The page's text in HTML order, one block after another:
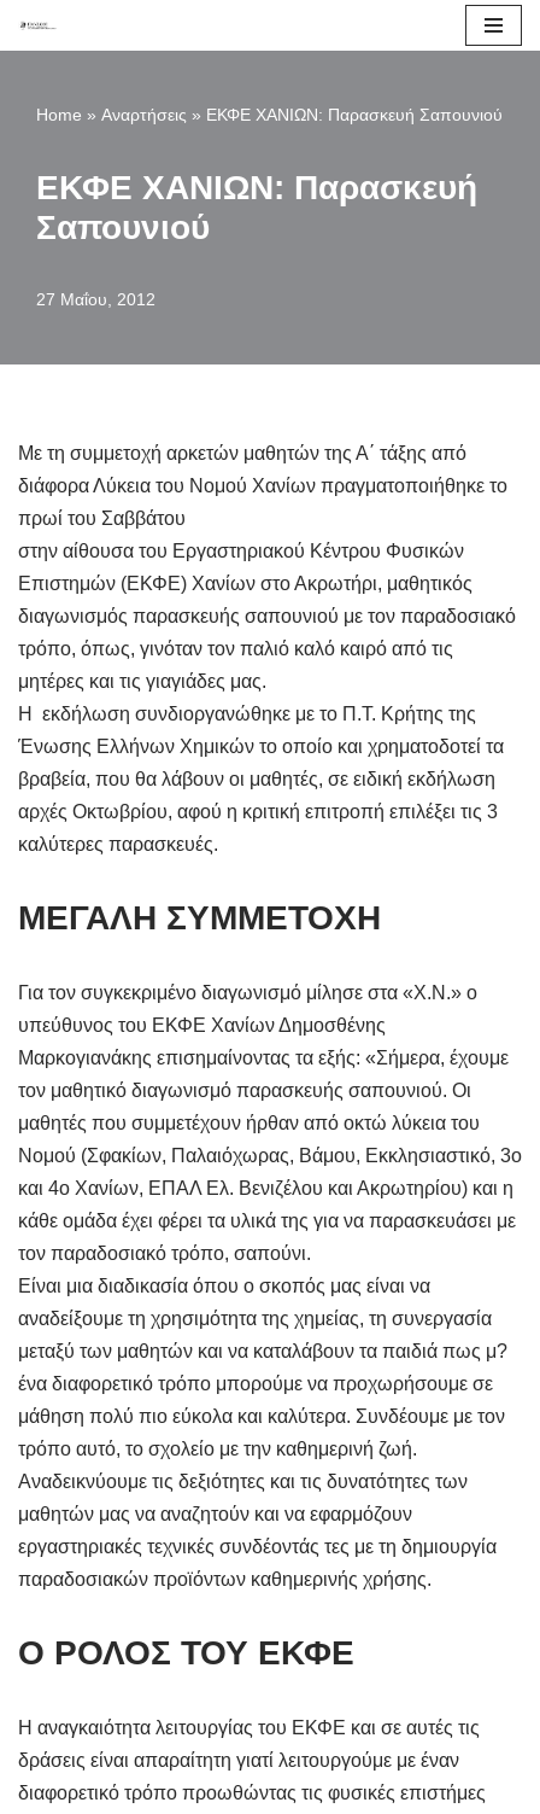
Home » Αναρτήσεις » ΕΚΦΕ ΧΑΝΙΩΝ: Παρασκευή Σαπουνιού
ΕΚΦΕ ΧΑΝΙΩΝ: Παρασκευή
Σαπουνιού
27 Μαΐου, 2012
Με τη συμμετοχή αρκετών μαθητών της Α΄ τάξης από
διάφορα Λύκεια του Νομού Χανίων πραγματοποιήθηκε το
πρωί του Σαββάτου
στην αίθουσα του Εργαστηριακού Κέντρου Φυσικών
Επιστημών (ΕΚΦΕ) Χανίων στο Ακρωτήρι, μαθητικός
διαγωνισμός παρασκευής σαπουνιού με τον παραδοσιακό
τρόπο, όπως, γινόταν τον παλιό καλό καιρό από τις
μητέρες και τις γιαγιάδες μας.
Η εκδήλωση συνδιοργανώθηκε με το Π.Τ. Κρήτης της
Ένωσης Ελλήνων Χημικών το οποίο και χρηματοδοτεί τα
βραβεία, που θα λάβουν οι μαθητές, σε ειδική εκδήλωση
αρχές Οκτωβρίου, αφού η κριτική επιτροπή επιλέξει τις 3
καλύτερες παρασκευές.
ΜΕΓΑΛΗ ΣΥΜΜΕΤΟΧΗ
Για τον συγκεκριμένο διαγωνισμό μίλησε στα «Χ.Ν.» ο
υπεύθυνος του ΕΚΦΕ Χανίων Δημοσθένης
Μαρκογιανάκης επισημαίνοντας τα εξής: «Σήμερα, έχουμε
τον μαθητικό διαγωνισμό παρασκευής σαπουνιού. Οι
μαθητές που συμμετέχουν ήρθαν από οκτώ λύκεια του
Νομού (Σφακίων, Παλαιόχωρας, Βάμου, Εκκλησιαστικό, 3ο
και 4ο Χανίων, ΕΠΑΛ Ελ. Βενιζέλου και Ακρωτηρίου) και η
κάθε ομάδα έχει φέρει τα υλικά της για να παρασκευάσει με
τον παραδοσιακό τρόπο, σαπούνι.
Είναι μια διαδικασία όπου ο σκοπός μας είναι να
αναδείξουμε τη χρησιμότητα της χημείας, τη συνεργασία
μεταξύ των μαθητών και να καταλάβουν τα παιδιά πως μ?
ένα διαφορετικό τρόπο μπορούμε να προχωρήσουμε σε
μάθηση πολύ πιο εύκολα και καλύτερα. Συνδέουμε με τον
τρόπο αυτό, το σχολείο με την καθημερινή ζωή.
Αναδεικνύουμε τις δεξιότητες και τις δυνατότητες των
μαθητών μας να αναζητούν και να εφαρμόζουν
εργαστηριακές τεχνικές συνδέοντάς τες με τη δημιουργία
παραδοσιακών προϊόντων καθημερινής χρήσης.
Ο ΡΟΛΟΣ ΤΟΥ ΕΚΦΕ
Η αναγκαιότητα λειτουργίας του ΕΚΦΕ και σε αυτές τις
δράσεις είναι απαραίτητη γιατί λειτουργούμε με έναν
διαφορετικό τρόπο προωθώντας τις φυσικές επιστήμες